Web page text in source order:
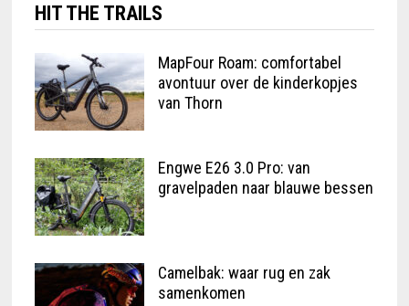
HIT THE TRAILS
MapFour Roam: comfortabel
avontuur over de kinderkopjes
van Thorn
Engwe E26 3.0 Pro: van
gravelpaden naar blauwe bessen
Camelbak: waar rug en zak
samenkomen